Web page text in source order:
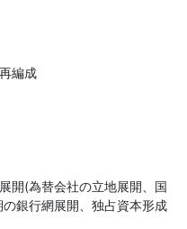
編成
開(為替会社の立地展開、国
銀行網展開、独占資本形成